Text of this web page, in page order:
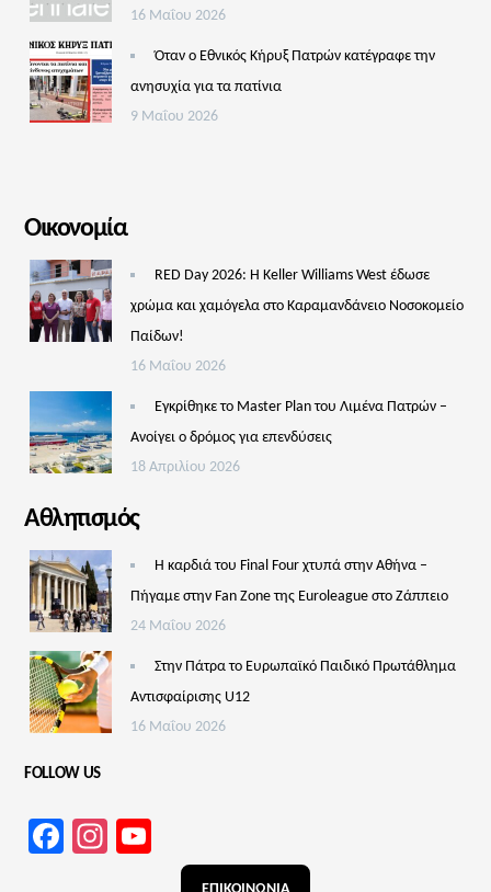
16 Μαΐου 2026
Όταν ο Εθνικός Κήρυξ Πατρών κατέγραφε την
ανησυχία για τα πατίνια
9 Μαΐου 2026
Οικονομία
RED Day 2026: Η Keller Williams West έδωσε
χρώμα και χαμόγελα στο Καραμανδάνειο Νοσοκομείο
Παίδων!
16 Μαΐου 2026
Εγκρίθηκε το Master Plan του Λιμένα Πατρών –
Aνοίγει ο δρόμος για επενδύσεις
18 Απριλίου 2026
Αθλητισμός
Η καρδιά του Final Four χτυπά στην Αθήνα –
Πήγαμε στην Fan Zone της Euroleague στο Ζάππειο
24 Μαΐου 2026
Στην Πάτρα το Ευρωπαϊκό Παιδικό Πρωτάθλημα
Αντισφαίρισης U12
16 Μαΐου 2026
FOLLOW US
Facebook
Instagram
Channel